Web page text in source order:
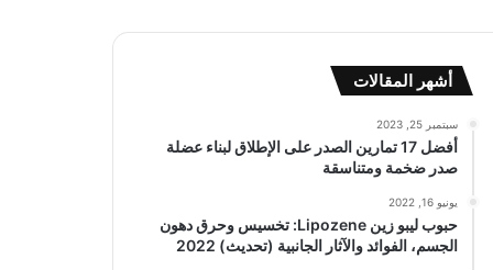
أشهر المقالات
سبتمبر 25, 2023
أفضل 17 تمارين الصدر على الإطلاق لبناء عضلة
صدر ضخمة ومتناسقة
يونيو 16, 2022
حبوب ليبو زين Lipozene: تخسيس وحرق دهون
الجسم، الفوائد والآثار الجانبية (تحديث) 2022